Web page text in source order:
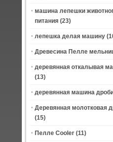
машина лепешки
питания (23)
лепешка делая машину
Древесина Пелле
деревянная откалывая
(13)
деревянная машина
Деревянная молотковая
(15)
Пелле Cooler (11)